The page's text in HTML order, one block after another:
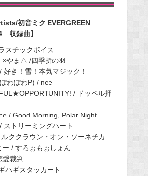
初音ミク EVERGREEN
収録曲】
スチックボイス
×やま△ /四季折の羽
好き！雪！本気マジック！
わぽわP) / nee
/ ドッペル押
/ Good Morning, Polar Night
ストリーミングハート
ククラウン・オン・ソーネチカ
ー / すろぉもぉしょん
愛裁判
ハギスタッカート